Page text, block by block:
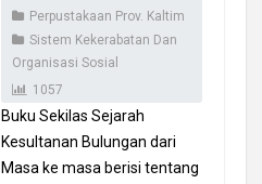
Perpustakaan Prov. Kaltim
Sistem Kekerabatan Dan
Organisasi Sosial
1057
Buku Sekilas Sejarah
Kesultanan Bulungan dari
Masa ke masa berisi tentang